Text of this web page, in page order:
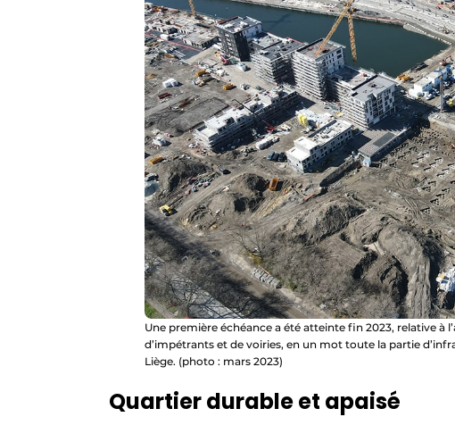
Une première échéance a été atteinte fin 2023, relative à
d’impétrants et de voiries, en un mot toute la partie
Liège. (photo : mars 2023)
Quartier durable et apaisé